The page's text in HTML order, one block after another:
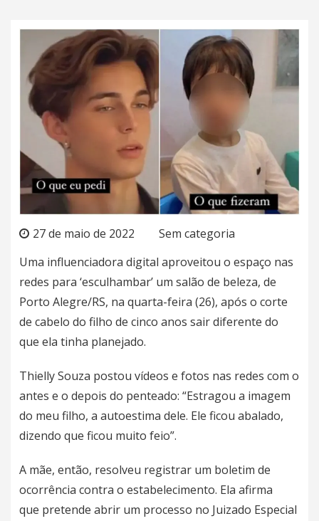
27 de maio de 2022
Sem categoria
Uma influenciadora digital aproveitou o espaço nas
redes para ‘esculhambar’ um salão de beleza, de
Porto Alegre/RS, na quarta-feira (26), após o corte
de cabelo do filho de cinco anos sair diferente do
que ela tinha planejado.
Thielly Souza postou vídeos e fotos nas redes com o
antes e o depois do penteado: “Estragou a imagem
do meu filho, a autoestima dele. Ele ficou abalado,
dizendo que ficou muito feio”.
A mãe, então, resolveu registrar um boletim de
ocorrência contra o estabelecimento. Ela afirma
que pretende abrir um processo no Juizado Especial